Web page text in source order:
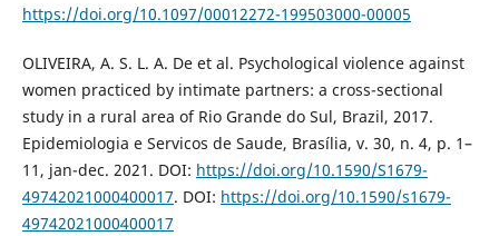
https://doi.org/10.1097/00012272-199503000-00005
OLIVEIRA, A. S. L. A. De et al. Psychological violence against
women practiced by intimate partners: a cross-sectional
study in a rural area of Rio Grande do Sul, Brazil, 2017.
Epidemiologia e Servicos de Saude, Brasília, v. 30, n. 4, p. 1–
11, jan-dec. 2021. DOI: https://doi.org/10.1590/S1679-
49742021000400017. DOI: https://doi.org/10.1590/s1679-
49742021000400017